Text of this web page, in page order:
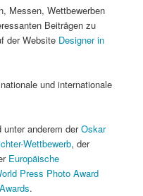
Messen, Wettbewerben
Beiträgen zu
der Website Designer in
und internationale
unter anderem derOskar
Wettbewerb, der
Europäische
Press Photo Award
.